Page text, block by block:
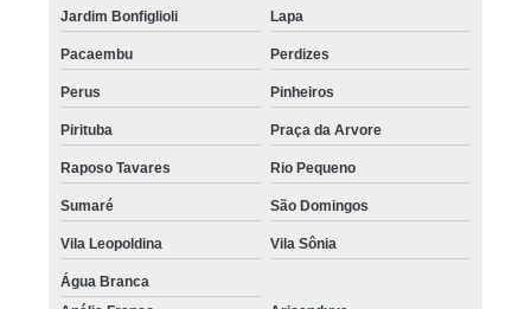
Jardim Bonfiglioli Lapa
Pacaembu Perdizes
Perus Pinheiros
Pirituba Praça da Arvore
Raposo Tavares Rio Pequeno
Sumaré São Domingos
Vila Leopoldina Vila Sônia
Água Branca